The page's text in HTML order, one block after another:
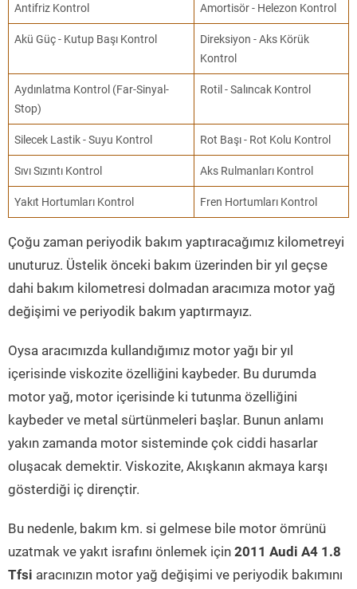
Antifriz Kontrol Amortisör - Helezon Kontrol
Akü Güç - Kutup Başı Kontrol
Direksiyon - Aks Körük
Kontrol
Aydınlatma Kontrol (Far-Sinyal-
Stop)
Rotil - Salıncak Kontrol
Silecek Lastik - Suyu Kontrol Rot Başı - Rot Kolu Kontrol
Sıvı Sızıntı Kontrol Aks Rulmanları Kontrol
Yakıt Hortumları Kontrol Fren Hortumları Kontrol
Çoğu zaman periyodik bakım yaptıracağımız kilometreyi
unuturuz. Üstelik önceki bakım üzerinden bir yıl geçse
dahi bakım kilometresi dolmadan aracımıza motor yağ
değişimi ve periyodik bakım yaptırmayız.
Oysa aracımızda kullandığımız motor yağı bir yıl
içerisinde viskozite özelliğini kaybeder. Bu durumda
motor yağ, motor içerisinde ki tutunma özelliğini
kaybeder ve metal sürtünmeleri başlar. Bunun anlamı
yakın zamanda motor sisteminde çok ciddi hasarlar
oluşacak demektir. Viskozite, Akışkanın akmaya karşı
gösterdiği iç dirençtir.
Bu nedenle, bakım km. si gelmese bile motor ömrünü
uzatmak ve yakıt israfını önlemek için 2011 Audi A4 1.8
Tfsi aracınızın motor yağ değişimi ve periyodik bakımını